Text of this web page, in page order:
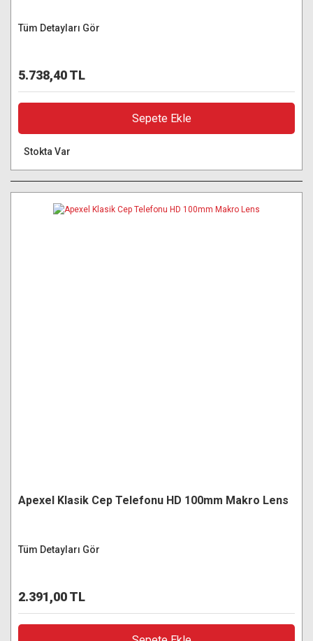
Tüm Detayları Gör
5.738,40 TL
Sepete Ekle
Stokta Var
Apexel Klasik Cep Telefonu HD 100mm Makro Lens
Tüm Detayları Gör
2.391,00 TL